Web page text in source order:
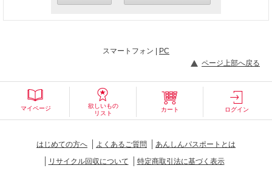
スマートフォン |
PC
ページ上部へ戻る
マイページ
欲しいもの
リスト
カート ログイン
はじめての方へ よくあるご質問
あんしんパスポートとは
リサイクル回収について
特定商取引法に基づく表示